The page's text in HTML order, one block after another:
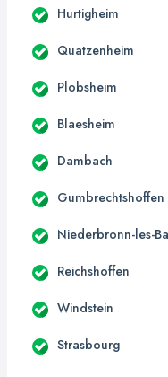
Hurtigheim
Quatzenheim
Plobsheim
Blaesheim
Dambach
Gumbrechtshoffen
Niederbronn-les-
Reichshoffen
Windstein
Strasbourg